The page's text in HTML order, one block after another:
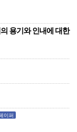
용기와 인내에 대한
이퍼